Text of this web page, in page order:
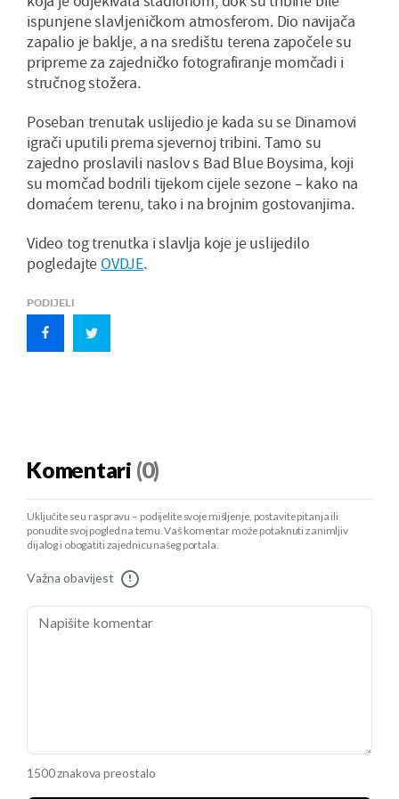
ispunjene slavljeničkom atmosferom. Dio navijača
zapalio je baklje, a na središtu terena započele su
pripreme za zajedničko fotografiranje momčadi i
stručnog stožera.
Poseban trenutak uslijedio je kada su se Dinamovi
igrači uputili prema sjevernoj tribini. Tamo su
zajedno proslavili naslov s Bad Blue Boysima, koji
su momčad bodrili tijekom cijele sezone – kako na
domaćem terenu, tako i na brojnim gostovanjima.
Video tog trenutka i slavlja koje je uslijedilo
pogledajte OVDJE.
PODIJELI
Komentari (0)
Uključite se u raspravu – podijelite svoje mišljenje, postavite pitanja ili
ponudite svoj pogled na temu. Vaš komentar može potaknuti zanimljiv
dijalog i obogatiti zajednicu našeg portala.
Važna obavijest !
1500 znakova preostalo